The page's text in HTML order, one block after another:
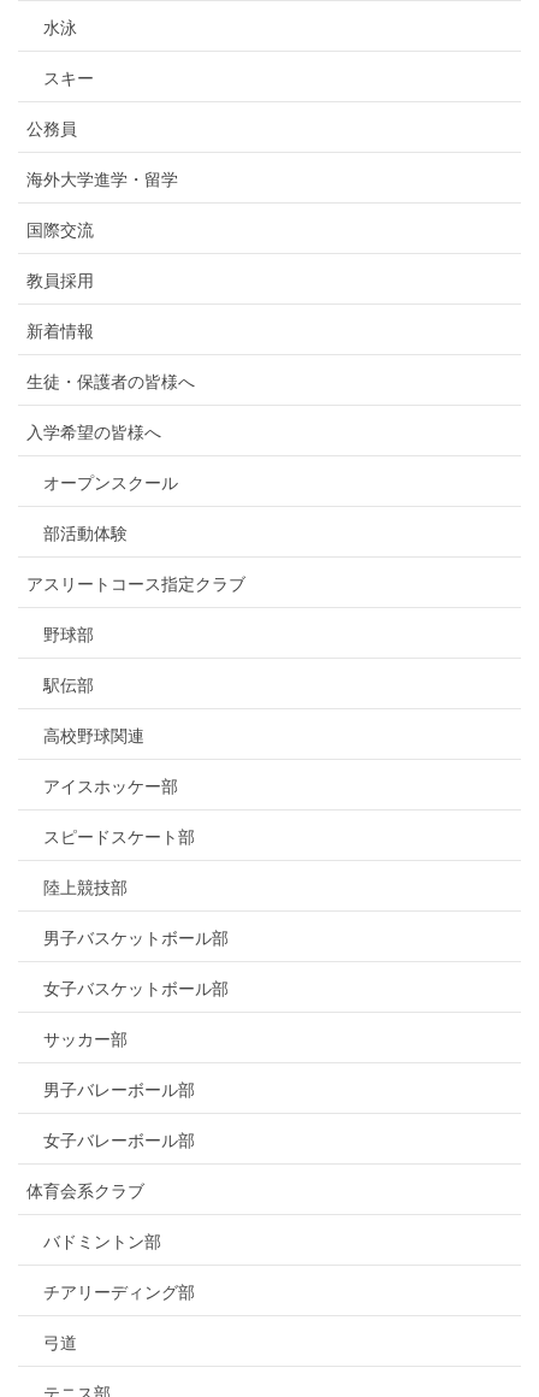
水泳
スキー
公務員
海外大学進学・留学
国際交流
教員採用
新着情報
生徒・保護者の皆様へ
入学希望の皆様へ
オープンスクール
部活動体験
アスリートコース指定クラブ
野球部
駅伝部
高校野球関連
アイスホッケー部
スピードスケート部
陸上競技部
男子バスケットボール部
女子バスケットボール部
サッカー部
男子バレーボール部
女子バレーボール部
体育会系クラブ
バドミントン部
チアリーディング部
弓道
テニス部